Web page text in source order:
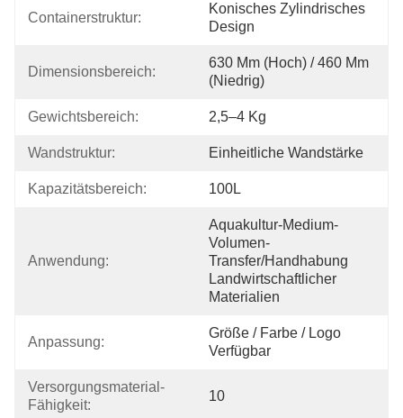
Containerstruktur:
Konisches Zylindrisches
Design
Dimensionsbereich:
630 Mm (hoch) / 460 Mm
(niedrig)
Gewichtsbereich: 2,5–4 Kg
Wandstruktur: Einheitliche Wandstärke
Kapazitätsbereich: 100L
Anwendung:
Aquakultur-Medium-
Volumen-
Transfer/Handhabung
Landwirtschaftlicher
Materialien
Anpassung:
Größe / Farbe / Logo
Verfügbar
Versorgungsmaterial-
Fähigkeit:
10